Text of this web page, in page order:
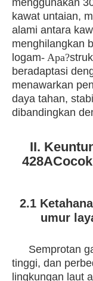
kawat untaian,
alami antara
menghilangkan
logam- Apa?
beradaptasi
menawarkan
daya tahan,
dibandingkan
II.
428A
2.1
umur
Semprotan
tinggi, dan
lingkungan laut